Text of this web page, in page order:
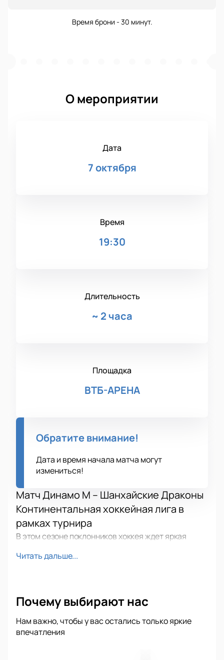
Время брони - 30 минут.
О мероприятии
Дата
7 октября
Время
19:30
Длительность
~ 2 часа
Площадка
ВТБ-АРЕНА
Обратите внимание!
Дата и время начала матча могут
измениться!
Матч Динамо М – Шанхайские Драконы
Континентальная хоккейная лига в
рамках турнира
В этом сезоне поклонников хоккея ждет яркая
Драконы в рамках престижного чемпионата КХЛ.
эмоциями. Игры Континентальной хоккейной лиги
собирают лучших спортсменов России и других
стран, а противостояние этих соперников обещает
стать главным событием сезона. На арене царит
Читать дальше...
Почему выбирают нас
Нам важно, чтобы у вас остались только яркие
впечатления